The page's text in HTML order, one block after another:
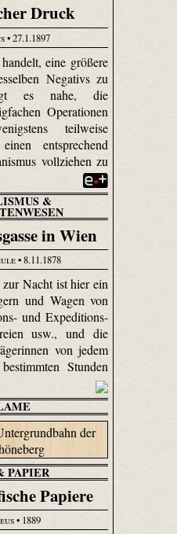
Druck
• 27.1.1897
eine größere
Negativs zu
es nahe, die
Operationen
teilweise
entsprechend
vollziehen zu
&
in Wien
• 8.11.1878
Nacht ist hier ein
und Wagen von
und Expeditions-
usw., und die
von jedem
Stunden
PAPIER
Papiere
• 1889